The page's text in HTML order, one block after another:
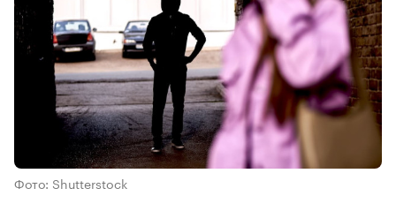
Фото: Shutterstock